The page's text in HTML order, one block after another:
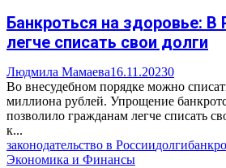
Банкроться на здоровье: В
легче списать свои долги
Людмила Мамаева16.11.20230
Во внесудебном порядке можно
миллиона рублей. Упрощение
позволило гражданам легче списать
к...
законодательство в Россиидолги
Экономика и Финансы